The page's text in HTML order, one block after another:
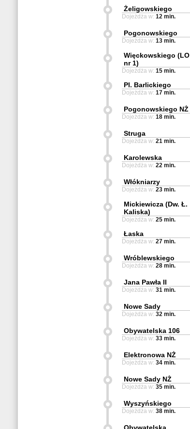
Żeligowskiego
Dojeżdża w: 12 min.
Pogonowskiego
Dojeżdża w: 13 min.
Więckowskiego (LO
nr 1)
Dojeżdża w: 15 min.
Pl. Barlickiego
Dojeżdża w: 17 min.
Pogonowskiego NŻ
Dojeżdża w: 18 min.
Struga
Dojeżdża w: 21 min.
Karolewska
Dojeżdża w: 22 min.
Włókniarzy
Dojeżdża w: 23 min.
Mickiewicza (Dw. Ł.
Kaliska)
Dojeżdża w: 25 min.
Łaska
Dojeżdża w: 27 min.
Wróblewskiego
Dojeżdża w: 28 min.
Jana Pawła II
Dojeżdża w: 31 min.
Nowe Sady
Dojeżdża w: 32 min.
Obywatelska 106
Dojeżdża w: 33 min.
Elektronowa NŻ
Dojeżdża w: 34 min.
Nowe Sady NŻ
Dojeżdża w: 35 min.
Wyszyńskiego
Dojeżdża w: 38 min.